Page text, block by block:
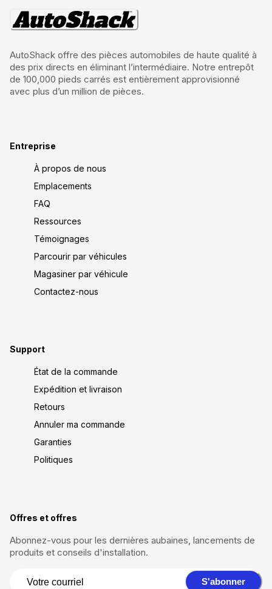
AutoShack offre des pièces automobiles de haute qualité à
des prix directs en éliminant l’intermédiaire. Notre entrepôt
de 100,000 pieds carrés est entièrement approvisionné
avec plus d’un million de pièces.
Entreprise
À propos de nous
Emplacements
FAQ
Ressources
Témoignages
Parcourir par véhicules
Magasiner par véhicule
Contactez-nous
Support
État de la commande
Expédition et livraison
Retours
Annuler ma commande
Garanties
Politiques
Offres et offres
Abonnez-vous pour les dernières aubaines, lancements de
produits et conseils d'installation.
S'abonner